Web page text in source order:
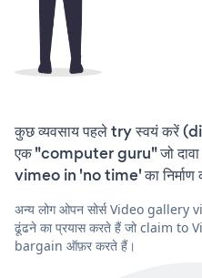
कुछ व्यवसाय पहले try स्वयं करें
एक "computer guru" जो
vimeo in 'no time' का निर्माण
अन्य लोग ओपन सोर्स Video gallery
ढूंढने का प्रयास करते हैं जो claim to
bargain ऑफ़र करते हैं।